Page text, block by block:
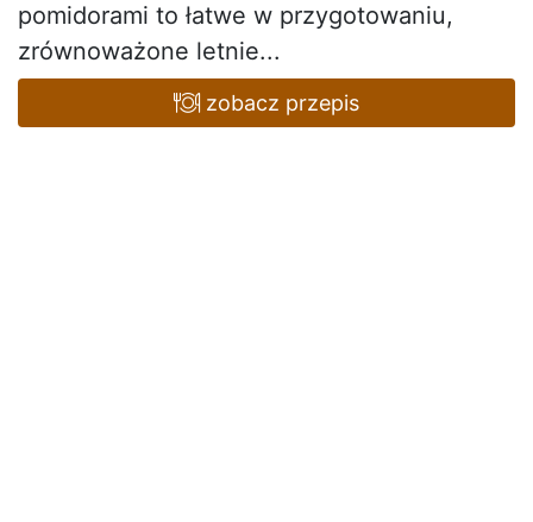
pomidorami to łatwe w przygotowaniu,
zrównoważone letnie...
zobacz przepis